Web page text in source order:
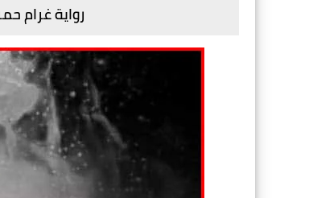
رواية غرام